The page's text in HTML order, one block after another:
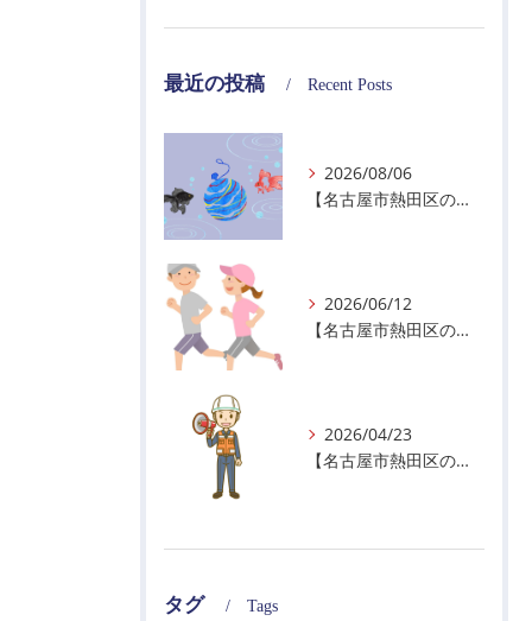
最近の投稿 Recent Posts
2026/08/06
【名古屋市熱田区の警備会社】夏季休業のお知らせ
2026/06/12
【名古屋市熱田区の警備会社】暑熱順化で熱中症対策を！
2026/04/23
【名古屋市熱田区の警備会社】GWの面接状況について！
タグ Tags